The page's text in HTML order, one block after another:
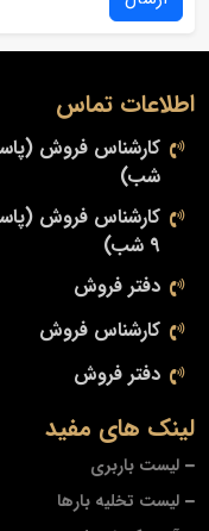
لینک های مفید
لیست باربری
لیست تخلیه بارها
اطلاعات تماس
شب)
9 شب)
دفتر فروش
کارشناس فروش
دفتر فروش